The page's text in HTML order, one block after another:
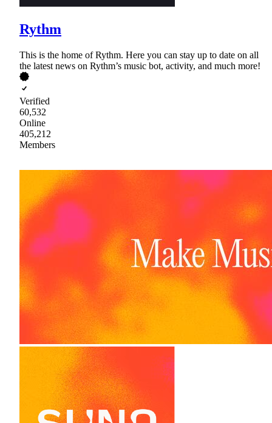
Rythm
This is the home of Rythm. Here you can stay up to date on all
the latest news on Rythm’s music bot, activity, and much more!
Verified
60,532
Online
405,212
Members